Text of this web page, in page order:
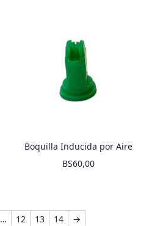
Boquilla Inducida por Aire
BS60,00
… 12 13 14 →